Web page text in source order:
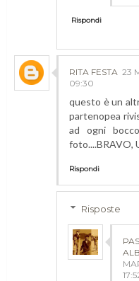
Rispondi
RITA FESTA 23
09:30
questo è un
partenopea
ad ogni
foto....BRAVO,
Rispondi
Risposte